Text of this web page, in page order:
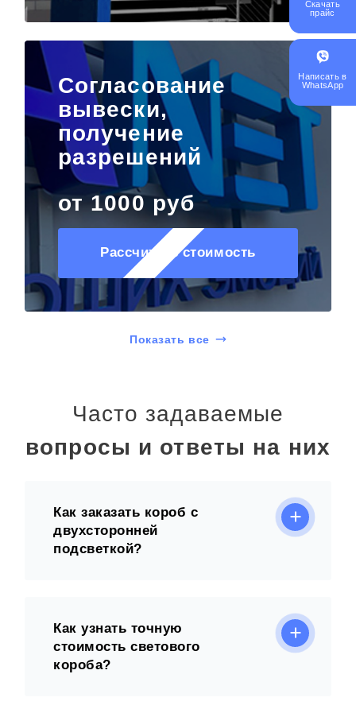
Согласование
вывески,
получение
разрешений
от 1000 руб
Рассчитать стоимость
Показать все
Часто задаваемые
вопросы и ответы на них
Как заказать короб с
двухсторонней
подсветкой?
Как узнать точную
стоимость светового
короба?
Скачать
прайс
Написать в
WhatsApp